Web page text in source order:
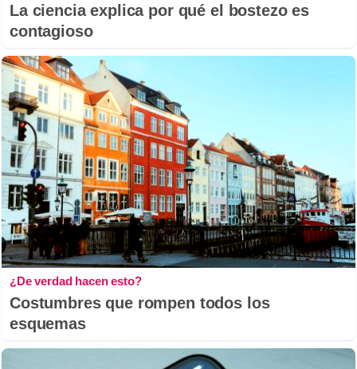
La ciencia explica por qué el bostezo es
contagioso
¿De verdad hacen esto?
Costumbres que rompen todos los
esquemas